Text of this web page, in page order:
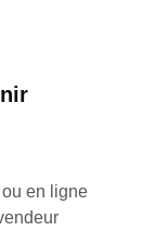
en ligne